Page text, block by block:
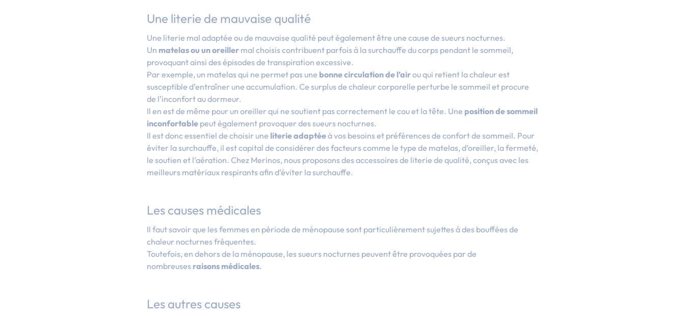
Une literie de mauvaise qualité
Une literie mal adaptée ou de mauvaise qualité peut également être une cause de sueurs nocturnes.
Un matelas ou un oreiller mal choisis contribuent parfois à la surchauffe du corps pendant le sommeil,
provoquant ainsi des épisodes de transpiration excessive.
Par exemple, un matelas qui ne permet pas une bonne circulation de l’airou qui retient la chaleur est
susceptible d’entraîner une accumulation. Ce surplus de chaleur corporelle perturbe le sommeil et procure
de l’inconfort au dormeur.
Il en est de même pour un oreiller qui ne soutient pas correctement le cou et la tête. Une position de sommeil
inconfortable peut également provoquer des sueurs nocturnes.
Il est donc essentiel de choisir une literie adaptéeà vos besoins et préférences de confort de sommeil. Pour
éviter la surchauffe, il est capital de considérer des facteurs comme le type de matelas, d’oreiller, la fermeté,
le soutien et l’aération. Chez Merinos, nous proposons des accessoires de literie de qualité, conçus avec les
meilleurs matériaux respirants afin d’éviter la surchauffe.
Les causes médicales
Il faut savoir que les femmes en période de ménopause sont particulièrement sujettes à des bouffées de
chaleur nocturnes fréquentes.
Toutefois, en dehors de la ménopause, les sueurs nocturnes peuvent être provoquées par de
nombreuses raisons médicales.
Les autres causes